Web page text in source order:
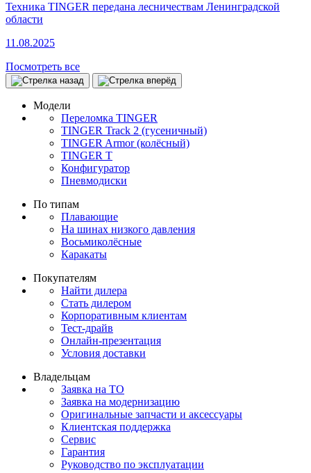
Техника TINGER передана лесничествам Ленинградской
области
11.08.2025
Посмотреть все
Модели
Переломка TINGER
TINGER Track 2 (гусеничный)
TINGER Armor (колёсный)
TINGER T
Конфигуратор
Пневмодиски
По типам
Плавающие
На шинах низкого давления
Восьмиколёсные
Каракаты
Покупателям
Найти дилера
Стать дилером
Корпоративным клиентам
Тест-драйв
Онлайн-презентация
Условия доставки
Владельцам
Заявка на ТО
Заявка на модернизацию
Оригинальные запчасти и аксессуары
Клиентская поддержка
Сервис
Гарантия
Руководство по эксплуатации